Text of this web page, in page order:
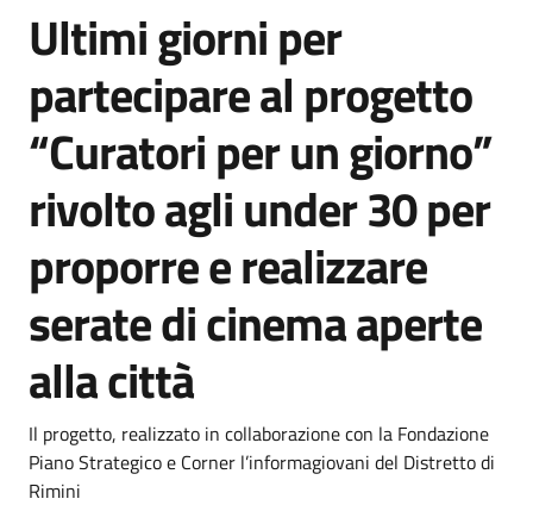
Ultimi giorni per
partecipare al progetto
“Curatori per un giorno”
rivolto agli under 30 per
proporre e realizzare
serate di cinema aperte
alla città
Dettagli
Descrizione breve
Il progetto, realizzato in collaborazione con la Fondazione
Piano Strategico e Corner l’informagiovani del Distretto di
Rimini